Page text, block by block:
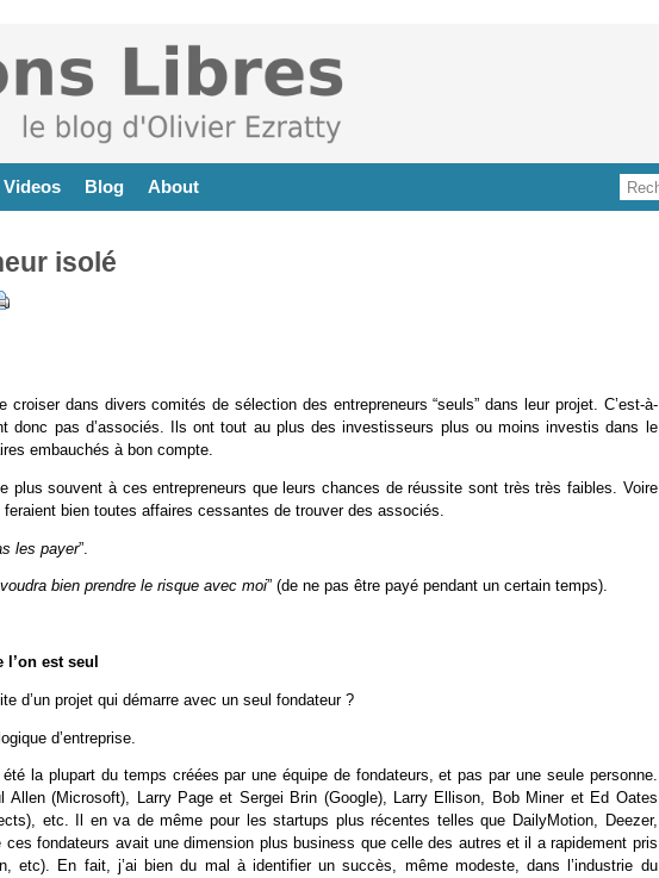
Videos Blog About
isolé
croiser dans divers comités de sélection des entrepreneurs “seuls” dans leur projet. C’est-à-
donc pas d’associés. Ils ont tout au plus des investisseurs plus ou moins investis dans le
embauchés à bon compte.
plus souvent à ces entrepreneurs que leurs chances de réussite sont très très faibles. Voire
bien toutes affaires cessantes de trouver des associés.
les payer”.
bien prendre le risque avec moi” (de ne pas être payé pendant un certain temps).
est seul
d’un projet qui démarre avec un seul fondateur ?
d’entreprise.
la plupart du temps créées par une équipe de fondateurs, et pas par une seule personne.
(Microsoft), Larry Page et Sergei Brin (Google), Larry Ellison, Bob Miner et Ed Oates
etc. Il en va de même pour les startups plus récentes telles que DailyMotion, Deezer,
fondateurs avait une dimension plus business que celle des autres et il a rapidement pris
etc). En fait, j’ai bien du mal à identifier un succès, même modeste, dans l’industrie du